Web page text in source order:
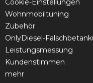
Cookie-Einstellungen
Wohnmobiltuning
Zubehör
OnlyDiesel-
Leistungsmessung
Kundenstimmen
mehr